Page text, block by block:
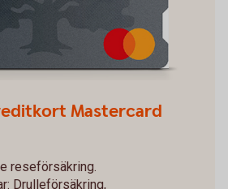
Mastercard
reseförsäkring.
Drulleförsäkring,